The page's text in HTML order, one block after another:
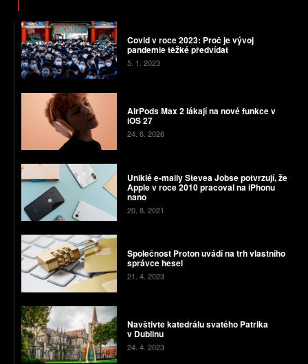
Covid v roce 2023: Proč je vývoj
pandemie těžké předvídat
5. 1. 2023
AirPods Max 2 lákají na nové funkce v
iOS 27
24. 6. 2026
Uniklé e-maily Stevea Jobse potvrzují, že
Apple v roce 2010 pracoval na iPhonu
nano
20. 8. 2021
Společnost Proton uvádí na trh vlastního
správce hesel
21. 4. 2023
Navštivte katedrálu svatého Patrika
v Dublinu
24. 4. 2023